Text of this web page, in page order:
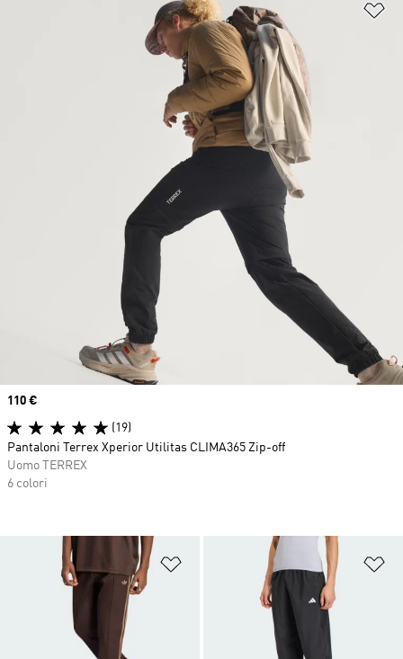
Aggiungi alla lista dei desideri
Price
110 €
(19)
Pantaloni Terrex Xperior Utilitas CLIMA365 Zip-off
Uomo TERREX
6 colori